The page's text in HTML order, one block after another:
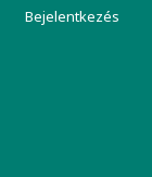
Bejelentkezés